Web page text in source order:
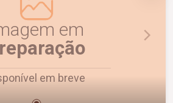
em
em breve